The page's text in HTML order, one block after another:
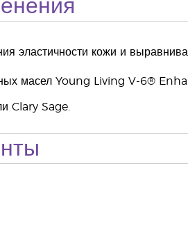
эластичности кожи и
масел Young Living V-6®
Clary Sage.